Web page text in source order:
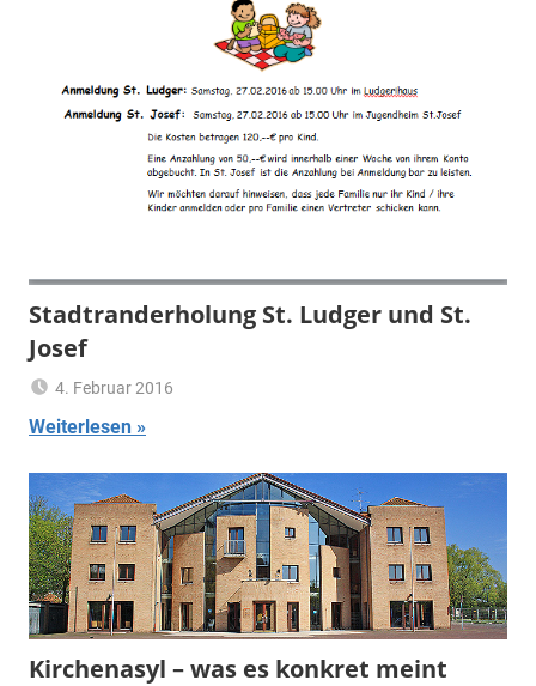
Stadtranderholung St. Ludger und St.
Josef
4. Februar 2016
Weiterlesen
Kirchenasyl – was es konkret meint